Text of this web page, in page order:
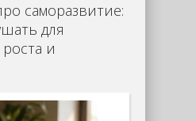
саморазвитие:
для
и